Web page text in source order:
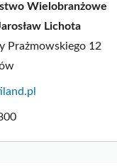
Wielobranżowe
Lichota
Prażmowskiego 12